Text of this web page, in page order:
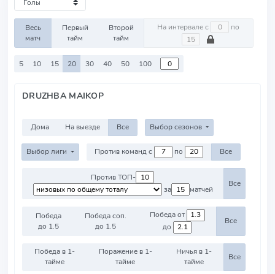
Весь
матч
Первый
тайм
Второй
тайм
На интервале с по
5 10 15 20 30 40 50 100
DRUZHBA MAIKOP
Дома На выезде Все Выбор сезонов
Выбор лиги Против команд с по Все
Против ТОП-
за
матчей
Все
Победа
до 1.5
Победа соп.
до 1.5
Победа от
до
Все
Победа в 1-
тайме
Поражение в 1-
тайме
Ничья в 1-
тайме
Все